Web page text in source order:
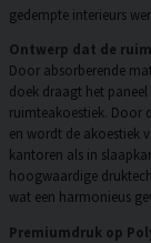
gedempte interieurs
Ontwerp dat de
Door absorberende
doek draagt het
ruimteakoestiek. Door
en wordt de akoestiek
kantoren als in
hoogwaardige
wat een harmonieus
Premiumdruk op